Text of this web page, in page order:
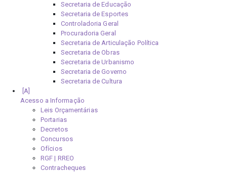
Secretaria de Educação
Secretaria de Esportes
Controladoria Geral
Procuradoria Geral
Secretaria de Articulação Política
Secretaria de Obras
Secretaria de Urbanismo
Secretaria de Governo
Secretaria de Cultura
Acesso a Informação
Leis Orçamentárias
Portarias
Decretos
Concursos
Ofícios
RGF | RREO
Contracheques